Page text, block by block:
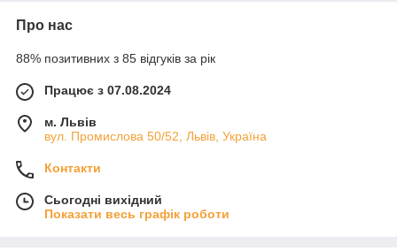
Про нас
88% позитивних з 85 відгуків за рік
Працює з 07.08.2024
м. Львів
вул. Промислова 50/52, Львів, Україна
Контакти
Сьогодні вихідний
Показати весь графік роботи